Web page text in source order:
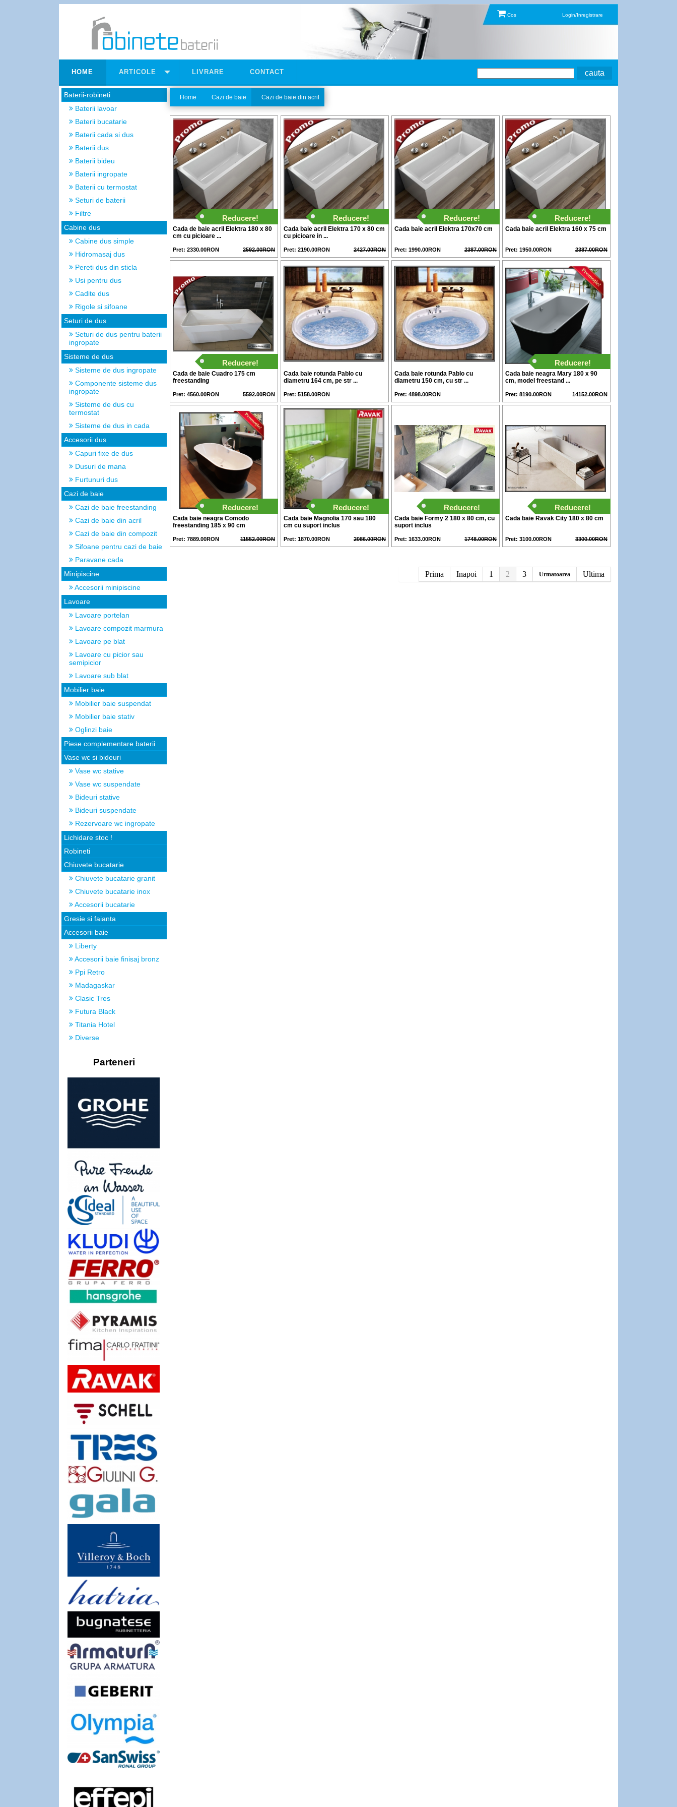
Cos Login/Inregistrare
HOME ARTICOLE LIVRARE CONTACT
Baterii-robineti
Baterii lavoar
Baterii bucatarie
Baterii cada si dus
Baterii dus
Baterii bideu
Baterii ingropate
Baterii cu termostat
Seturi de baterii
Filtre
Cabine dus
Cabine dus simple
Hidromasaj dus
Pereti dus din sticla
Usi pentru dus
Cadite dus
Rigole si sifoane
Seturi de dus
Seturi de dus pentru baterii
ingropate
Sisteme de dus
Sisteme de dus ingropate
Componente sisteme dus
ingropate
Sisteme de dus cu
termostat
Sisteme de dus in cada
Accesorii dus
Capuri fixe de dus
Dusuri de mana
Furtunuri dus
Cazi de baie
Cazi de baie freestanding
Cazi de baie din acril
Cazi de baie din compozit
Sifoane pentru cazi de baie
Paravane cada
Minipiscine
Accesorii minipiscine
Lavoare
Lavoare portelan
Lavoare compozit marmura
Lavoare pe blat
Lavoare cu picior sau
semipicior
Lavoare sub blat
Mobilier baie
Mobilier baie suspendat
Mobilier baie stativ
Oglinzi baie
Piese complementare baterii
Vase wc si bideuri
Vase wc stative
Vase wc suspendate
Bideuri stative
Bideuri suspendate
Rezervoare wc ingropate
Lichidare stoc !
Robineti
Chiuvete bucatarie
Chiuvete bucatarie granit
Chiuvete bucatarie inox
Accesorii bucatarie
Gresie si faianta
Accesorii baie
Liberty
Accesorii baie finisaj bronz
Ppi Retro
Madagaskar
Clasic Tres
Futura Black
Titania Hotel
Diverse
Parteneri
Home Cazi de baie Cazi de baie din acril
Reducere!
Cada de baie acril Elektra 180 x 80
cm cu picioare ...
Pret: 2330.00RON 2592.00RON
Reducere!
Cada baie acril Elektra 170 x 80 cm
cu picioare in ...
Pret: 2190.00RON 2427.00RON
Reducere!
Cada baie acril Elektra 170x70 cm
Pret: 1990.00RON 2387.00RON
Reducere!
Cada baie acril Elektra 160 x 75 cm
Pret: 1950.00RON 2387.00RON
Reducere!
Cada de baie Cuadro 175 cm
freestanding
Pret: 4560.00RON 5592.00RON
Cada baie rotunda Pablo cu
diametru 164 cm, pe str ...
Pret: 5158.00RON
Cada baie rotunda Pablo cu
diametru 150 cm, cu str ...
Pret: 4898.00RON
Reducere!
Cada baie neagra Mary 180 x 90
cm, model freestand ...
Pret: 8190.00RON 14152.00RON
Reducere!
Cada baie neagra Comodo
freestanding 185 x 90 cm
Pret: 7889.00RON 11552.00RON
Reducere!
Cada baie Magnolia 170 sau 180
cm cu suport inclus
Pret: 1870.00RON 2086.00RON
Reducere!
Cada baie Formy 2 180 x 80 cm, cu
suport inclus
Pret: 1633.00RON 1748.00RON
Reducere!
Cada baie Ravak City 180 x 80 cm
Pret: 3100.00RON 3300.00RON
Prima Inapoi 1 2 3 Urmatoarea Ultima